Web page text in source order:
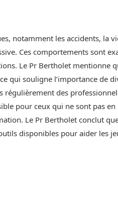
notamment les accidents, la
Ces comportements sont
Le Pr Bertholet mentionne
qui souligne l’importance de
des
pour ceux qui ne sont pas en
Le Pr Bertholet conclut
disponibles pour aider les